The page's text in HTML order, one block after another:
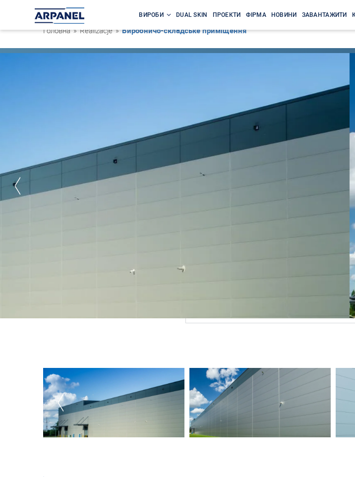
ВИРОБИ DUAL SKIN ПРОЕКТИ ФІРМА НОВИНИ ЗАВАНТАЖИТИ
Головна » Realizacje »Виробничо-складське приміщення